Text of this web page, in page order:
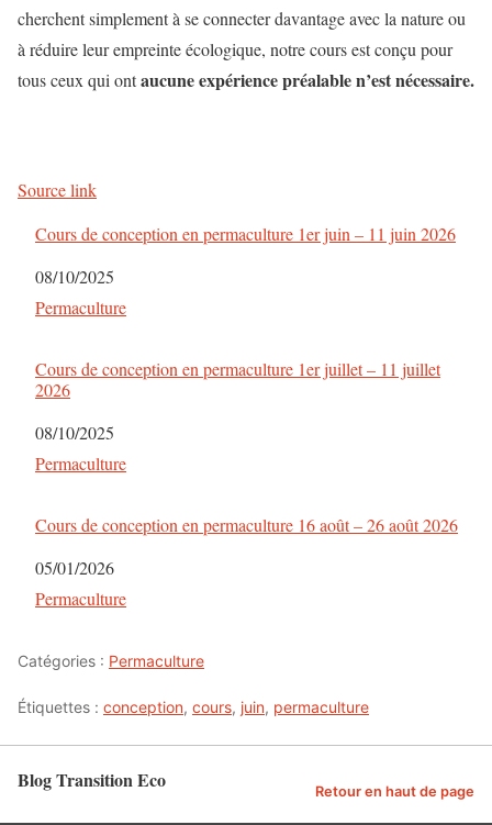
cherchent simplement à se connecter davantage avec la nature ou
à réduire leur empreinte écologique, notre cours est conçu pour
tous ceux qui ontaucune expérience préalable n’est nécessaire.
Source link
Cours de conception en permaculture 1er juin – 11 juin 2026
Date
08/10/2025
Par rapport à
Permaculture
Cours de conception en permaculture 1er juillet – 11 juillet
2026
Date
08/10/2025
Par rapport à
Permaculture
Cours de conception en permaculture 16 août – 26 août 2026
Date
05/01/2026
Par rapport à
Permaculture
Catégories : Permaculture
Étiquettes : conception, cours, juin, permaculture
Blog Transition Eco Retour en haut de page